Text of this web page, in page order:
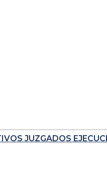
JUZGADOS